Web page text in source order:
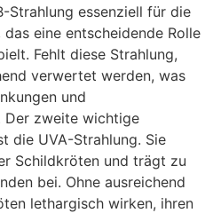
Strahlung essenziell für die
eine entscheidende Rolle
Fehlt diese Strahlung,
verwertet werden, was
und
Der zweite wichtige
die UVA-Strahlung. Sie
Schildkröten und trägt zu
bei. Ohne ausreichend
lethargisch wirken, ihren